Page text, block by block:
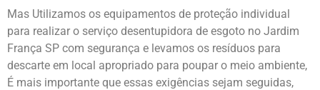
Mas Utilizamos os equipamentos de proteção individual
para realizar o serviço desentupidora de esgoto no Jardim
França SP com segurança e levamos os resíduos para
descarte em local apropriado para poupar o meio ambiente,
É mais importante que essas exigências sejam seguidas,